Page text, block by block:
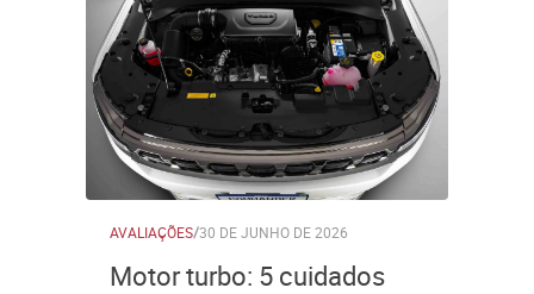
AVALIAÇÕES/30 DE JUNHO DE 2026
Motor turbo: 5 cuidados